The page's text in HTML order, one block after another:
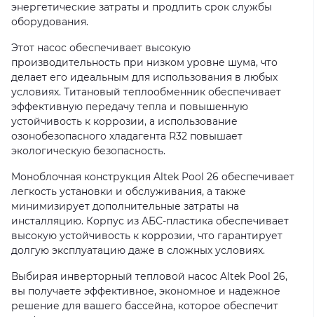
энергетические затраты и продлить срок службы
оборудования.
Этот насос обеспечивает высокую
производительность при низком уровне шума, что
делает его идеальным для использования в любых
условиях. Титановый теплообменник обеспечивает
эффективную передачу тепла и повышенную
устойчивость к коррозии, а использование
озонобезопасного хладагента R32 повышает
экологическую безопасность.
Моноблочная конструкция Altek Pool 26 обеспечивает
легкость установки и обслуживания, а также
минимизирует дополнительные затраты на
инсталляцию. Корпус из АБС-пластика обеспечивает
высокую устойчивость к коррозии, что гарантирует
долгую эксплуатацию даже в сложных условиях.
Выбирая инверторный тепловой насос Altek Pool 26,
вы получаете эффективное, экономное и надежное
решение для вашего бассейна, которое обеспечит